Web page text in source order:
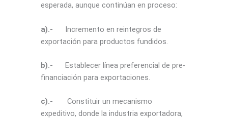
esperada, aunque continúan en proceso:
a).- Incremento en reintegros de
exportación para productos fundidos.
b).- Establecer línea preferencial de pre-
financiación para exportaciones.
c).- Constituir un mecanismo
expeditivo, donde la industria exportadora,